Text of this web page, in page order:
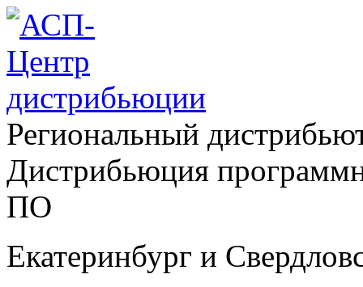
Региональный
Дистрибьюция
ПО
Екатеринбург и